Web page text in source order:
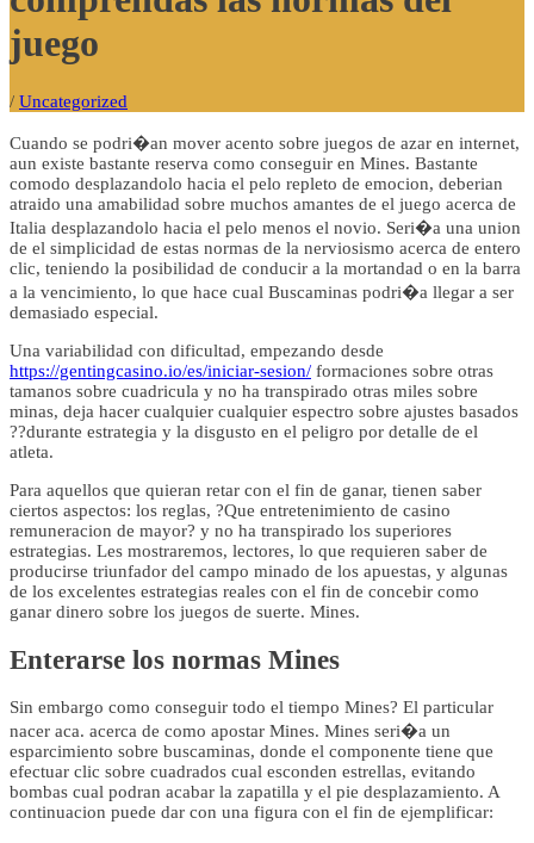
juego
/ Uncategorized
Cuando se podri�an mover acento sobre juegos de azar en internet,
aun existe bastante reserva como conseguir en Mines. Bastante
comodo desplazandolo hacia el pelo repleto de emocion, deberian
atraido una amabilidad sobre muchos amantes de el juego acerca de
Italia desplazandolo hacia el pelo menos el novio. Seri�a una union
de el simplicidad de estas normas de la nerviosismo acerca de entero
clic, teniendo la posibilidad de conducir a la mortandad o en la barra
a la vencimiento, lo que hace cual Buscaminas podri�a llegar a ser
demasiado especial.
Una variabilidad con dificultad, empezando desde
https://gentingcasino.io/es/iniciar-sesion/ formaciones sobre otras
tamanos sobre cuadricula y no ha transpirado otras miles sobre
minas, deja hacer cualquier cualquier espectro sobre ajustes basados
??durante estrategia y la disgusto en el peligro por detalle de el
atleta.
Para aquellos que quieran retar con el fin de ganar, tienen saber
ciertos aspectos: los reglas, ?Que entretenimiento de casino
remuneracion de mayor? y no ha transpirado los superiores
estrategias. Les mostraremos, lectores, lo que requieren saber de
producirse triunfador del campo minado de los apuestas, y algunas
de los excelentes estrategias reales con el fin de concebir como
ganar dinero sobre los juegos de suerte. Mines.
Enterarse los normas Mines
Sin embargo como conseguir todo el tiempo Mines? El particular
nacer aca. acerca de como apostar Mines. Mines seri�a un
esparcimiento sobre buscaminas, donde el componente tiene que
efectuar clic sobre cuadrados cual esconden estrellas, evitando
bombas cual podran acabar la zapatilla y el pie desplazamiento. A
continuacion puede dar con una figura con el fin de ejemplificar: